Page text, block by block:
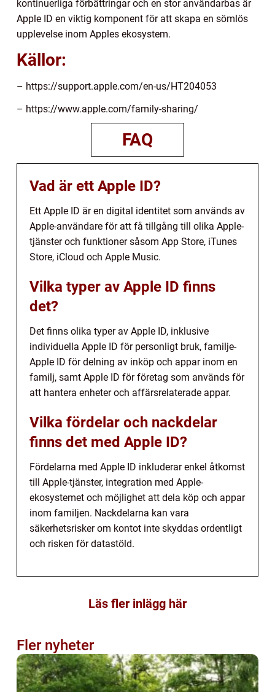
kontinuerliga förbättringar och en stor användarbas är
Apple ID en viktig komponent för att skapa en sömlös
upplevelse inom Apples ekosystem.
Källor:
– https://support.apple.com/en-us/HT204053
– https://www.apple.com/family-sharing/
FAQ
Vad är ett Apple ID?
Ett Apple ID är en digital identitet som används av
Apple-användare för att få tillgång till olika Apple-
tjänster och funktioner såsom App Store, iTunes
Store, iCloud och Apple Music.
Vilka typer av Apple ID finns
det?
Det finns olika typer av Apple ID, inklusive
individuella Apple ID för personligt bruk, familje-
Apple ID för delning av inköp och appar inom en
familj, samt Apple ID för företag som används för
att hantera enheter och affärsrelaterade appar.
Vilka fördelar och nackdelar
finns det med Apple ID?
Fördelarna med Apple ID inkluderar enkel åtkomst
till Apple-tjänster, integration med Apple-
ekosystemet och möjlighet att dela köp och appar
inom familjen. Nackdelarna kan vara
säkerhetsrisker om kontot inte skyddas ordentligt
och risken för datastöld.
Läs fler inlägg här
Fler nyheter